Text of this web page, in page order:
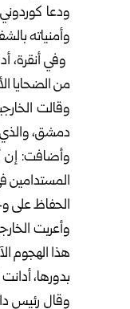
ودعا
وأمنياته
وفي أنقرة،
من الضحايا
وقالت
دمشق،
وأضافت: إن
المستدامين
الحفاظ على
وأعربت
هذا الهجوم
بدورها،
وقال رئيس